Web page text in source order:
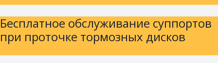
Бесплатное обслуживание суппортов
при проточке тормозных дисков